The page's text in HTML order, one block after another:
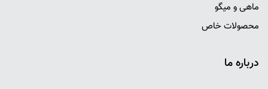
ماهی و میگو
محصولات خاص
درباره ما